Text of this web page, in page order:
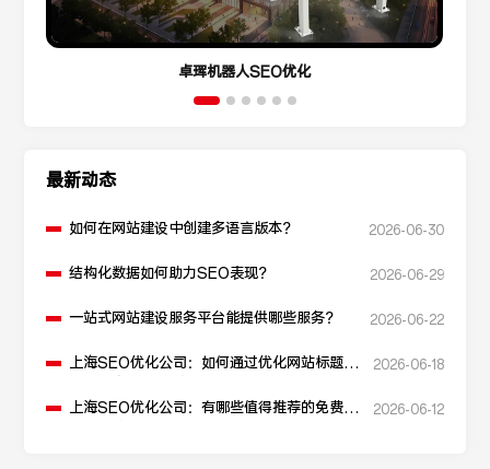
卓珲机器人SEO优化
最新动态
如何在网站建设中创建多语言版本？ 2026-06-30
结构化数据如何助力SEO表现？ 2026-06-29
一站式网站建设服务平台能提供哪些服务？ 2026-06-22
上海SEO优化公司：如何通过优化网站标题提
2026-06-18
上海SEO优化公司：有哪些值得推荐的免费
2026-06-12